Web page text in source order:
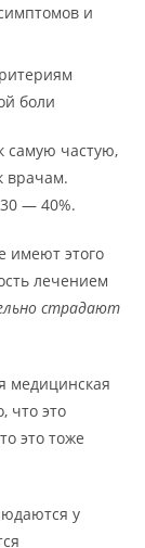
и
боли
самую частую,
врачам.
— 40%.
имеют этого
лечением
страдают
медицинская
что это
это тоже
у